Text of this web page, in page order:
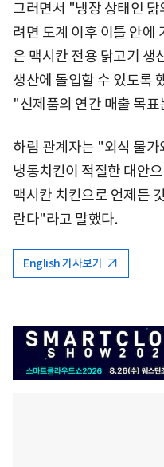
그러면서 "냉장 상태인
려면 도계 이후 이틀 안에
은 맥시칸 전용 닭고기 생
생산에 돌입할 수 있도록
"신제품의 연간 매출 목
하림 관계자는 "외식 물가
냉동치킨이 적절한 대안
맥시칸 치킨으로 언제든
란다"라고 말했다.
English 기사보기